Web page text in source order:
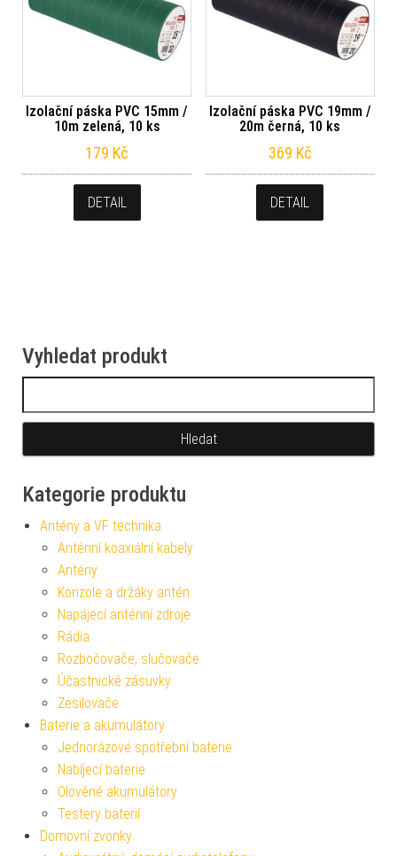
Izolační páska PVC 15mm /
10m zelená, 10 ks
179 Kč
DETAIL
Izolační páska PVC 19mm /
20m černá, 10 ks
369 Kč
DETAIL
Vyhledat produkt
Kategorie produktu
Antény a VF technika
Anténní koaxiální kabely
Antény
Konzole a držáky antén
Napájecí anténní zdroje
Rádia
Rozbočovače, slučovače
Účastnické zásuvky
Zesilovače
Baterie a akumulátory
Jednorázové spotřební baterie
Nabíjecí baterie
Olověné akumulátory
Testery baterií
Domovní zvonky